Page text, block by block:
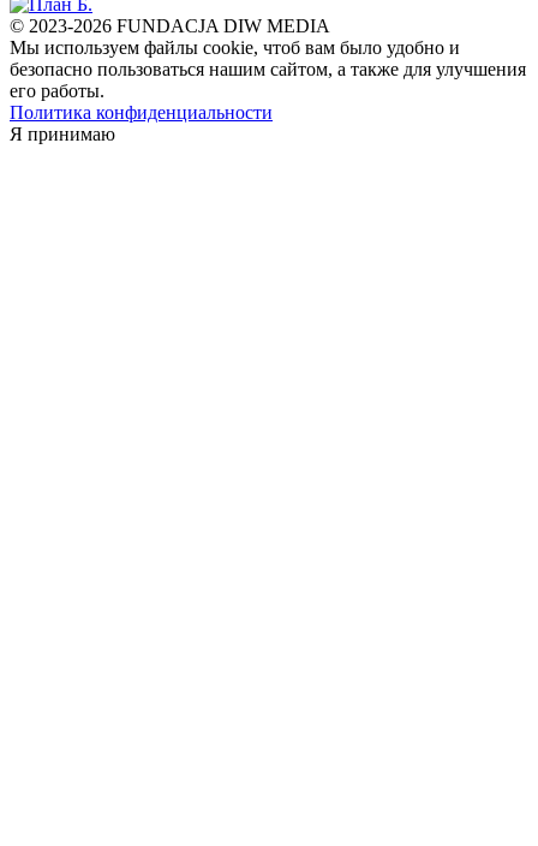
© 2023-2026 FUNDACJA DIW MEDIA
Мы используем файлы cookie, чтоб вам было удобно и
безопасно пользоваться нашим сайтом, а также для улучшения
его работы.
Политика конфиденциальности
Я принимаю